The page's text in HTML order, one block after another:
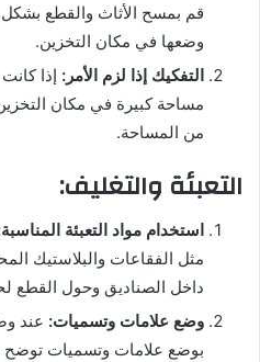
قم بمسح الأثاث والقطع
وضعها في مكان التخزين.
التفكيك إذا لزم الأمر: إذا
مساحة كبيرة في مكان
من المساحة.
التعبئة والتغليف:
استخدام مواد التعبئة
مثل الفقاعات والبلاستيك
داخل الصناديق وحول القطع
وضع علامات وتسميات: عند
بوضع علامات وتسميات